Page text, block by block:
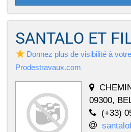
SANTALO ET
Donnez plus de visibilité à
Prodestravaux.com
09300,
(+33)